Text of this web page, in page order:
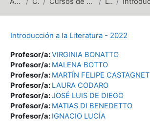
Introducción a la Literatura - 2022
Profesor/a:VIRGINIA BONATTO
Profesor/a: MALENA BOTTO
Profesor/a: MARTÍN FELIPE CASTAGNET
Profesor/a: LAURA CODARO
Profesor/a:JOSÉ LUIS DE DIEGO
Profesor/a: MATIAS DI BENEDETTO
Profesor/a: IGNACIO LUCÍA